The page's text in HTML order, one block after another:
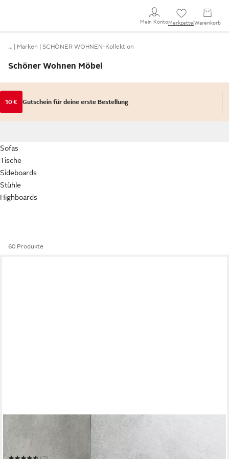
Mein KontoMerkzettel Warenkorb
… Marken SCHÖNER WOHNEN-Kollektion
Schöner Wohnen Möbel
10 € Gutschein für deine erste Bestellung
Sofas
Tische
Sideboards
Stühle
Highboards
60 Produkte
SCHÖNER WOHNEN-KOLLEKTION
Eckregal »Meleto«
28,5 x 8 x 18 cm
B/H/T